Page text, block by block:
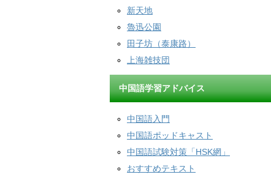
新天地
魯迅公園
田子坊（泰康路）
上海雑技団
中国語学習アドバイス
中国語入門
中国語ポッドキャスト
中国語試験対策「HSK網」
おすすめテキスト